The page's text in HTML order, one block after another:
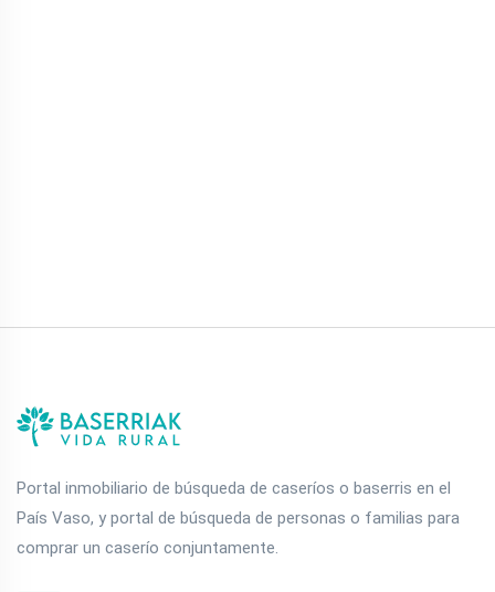
Portal inmobiliario de búsqueda de caseríos o baserris en el
País Vaso, y portal de búsqueda de personas o familias para
comprar un caserío conjuntamente.